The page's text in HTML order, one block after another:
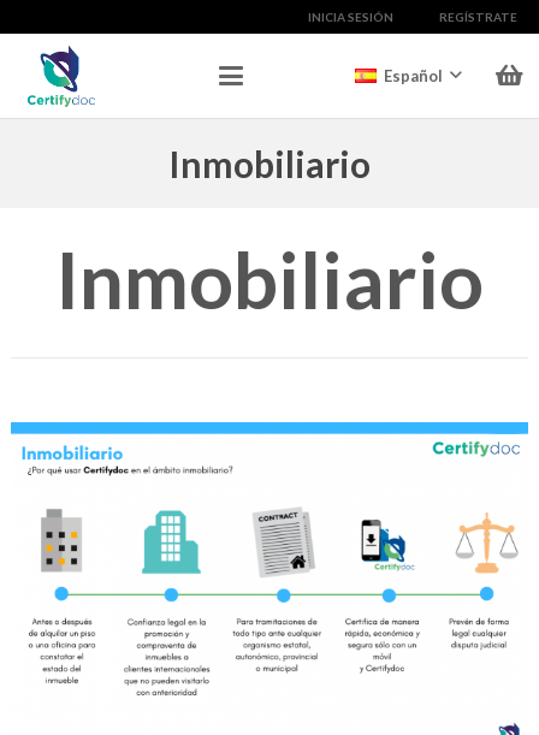
INICIA SESIÓN REGÍSTRATE
Español
Inmobiliario
Inmobiliario